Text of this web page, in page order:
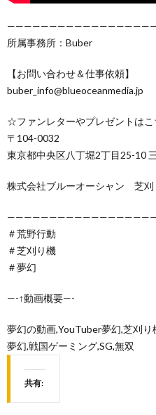
所属事務所：Buber
【お問い合わせ＆仕事依頼】
buber_info@blueoceanmedia.jp
☆ファンレターやプレゼントは
〒104-0032
東京都中央区八丁堀2丁目25-10
株式会社ブルーオーシャン 芝刈
＃荒野行動
＃芝刈り機
＃夢幻
—-↑動画概要—-
夢幻の動画,YouTuber夢幻,芝刈
夢幻,戦国ゲーミング,SG,無双
共有: